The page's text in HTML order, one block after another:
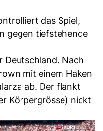
das Spiel,
gegen tiefstehende
Deutschland. Nach
mit einem Haken
ab. Der flankt
Körpergrösse) nickt